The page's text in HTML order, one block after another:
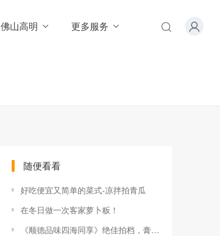
佛山高明 更多服务
随便看看
好吃便宜又简单的菜式-凉拌拍青瓜
在冬日做一次客家萝卜粄！
《顺德品味四海同享》绝佳拍档，膏蟹蒸肉饼鲜美至极！